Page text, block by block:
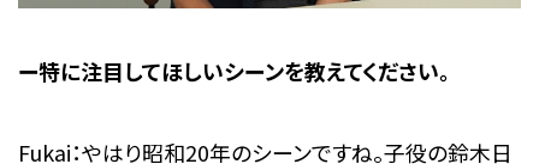
ー特に注目してほしいシーンを教えてください。
Fukai：やはり昭和20年のシーンですね。子役の鈴木日